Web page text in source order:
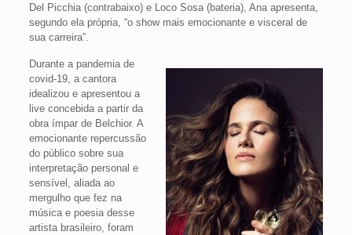
Del Picchia (contrabaixo) e Loco Sosa (bateria), Ana apresenta,
segundo ela própria, “o show mais emocionante e visceral de
sua carreira”.
Durante a pandemia de
covid-19, a cantora
idealizou e apresentou a
live concebida a partir da
obra ímpar de Belchior. A
emocionante repercussão
do público sobre sua
interpretação personal e
sensível, aliada ao
mergulho que fez na
música e poesia desse
artista brasileiro, foram